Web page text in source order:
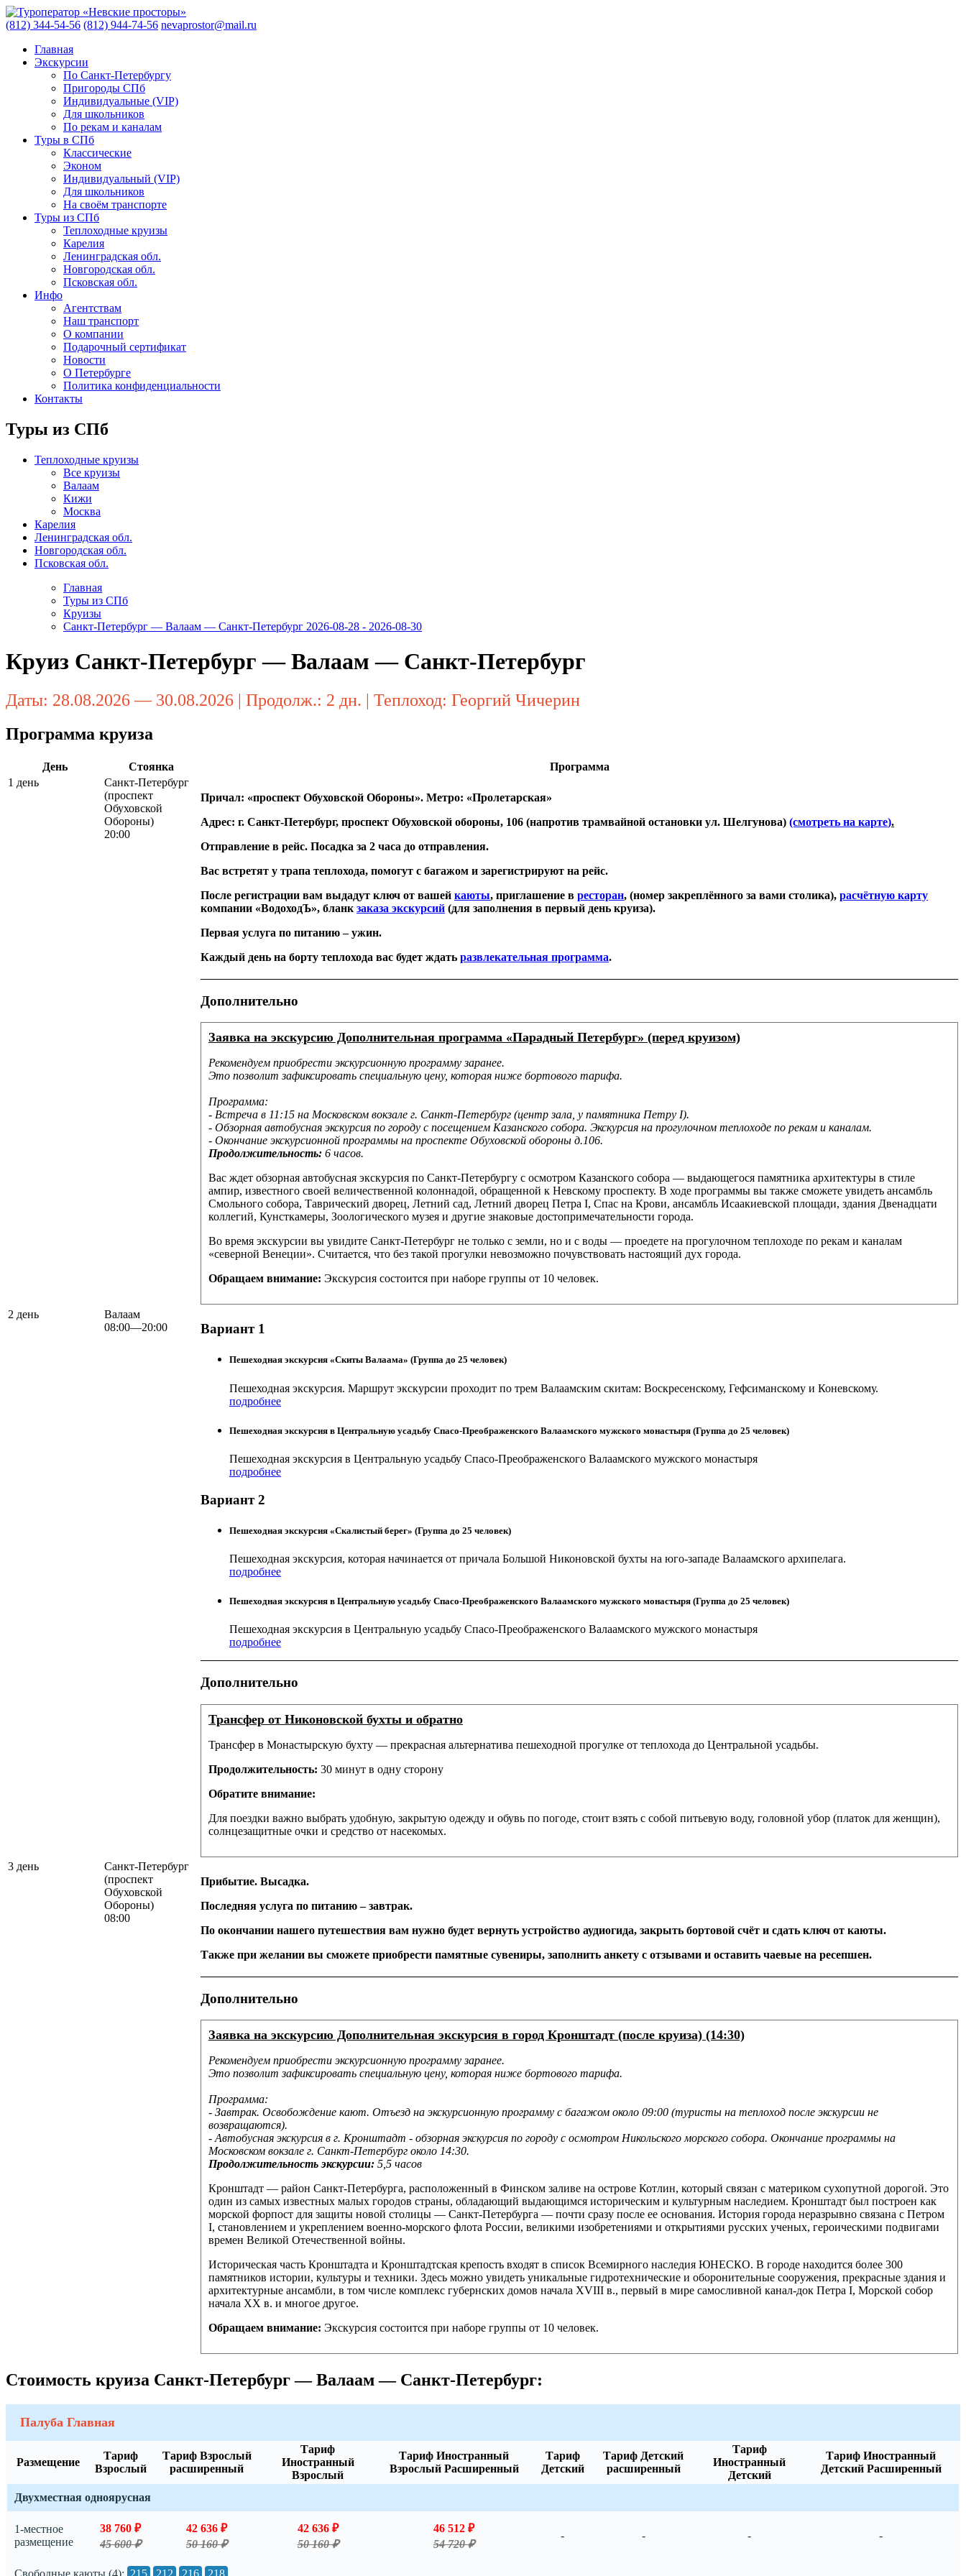
(812) 344-54-56 (812) 944-74-56 nevaprostor@mail.ru
Главная
Экскурсии
По Санкт-Петербургу
Пригороды СПб
Индивидуальные (VIP)
Для школьников
По рекам и каналам
Туры в СПб
Классические
Эконом
Индивидуальный (VIP)
Для школьников
На своём транспорте
Туры из СПб
Теплоходные круизы
Карелия
Ленинградская обл.
Новгородская обл.
Псковская обл.
Инфо
Агентствам
Наш транспорт
О компании
Подарочный сертификат
Новости
О Петербурге
Политика конфиденциальности
Контакты
Туры из СПб
Теплоходные круизы
Все круизы
Валаам
Кижи
Москва
Карелия
Ленинградская обл.
Новгородская обл.
Псковская обл.
Главная
Туры из СПб
Круизы
Санкт-Петербург — Валаам — Санкт-Петербург 2026-08-28 - 2026-08-30
Круиз Санкт-Петербург — Валаам — Санкт-Петербург
Даты: 28.08.2026 — 30.08.2026 | Продолж.: 2 дн. | Теплоход: Георгий Чичерин
Программа круиза
День Стоянка
Программа
1 день
Санкт-Петербург
(проспект
Обуховской
Обороны)
20:00
Причал: «проспект Обуховской Обороны». Метро: «Пролетарская»
Адрес: г. Санкт-Петербург, проспект Обуховской обороны, 106 (напротив трамвайной остановки ул. Шелгунова) (смотреть на карте).
Отправление в рейс. Посадка за 2 часа до отправления.
Вас встретят у трапа теплохода, помогут с багажом и зарегистрируют на рейс.
После регистрации вам выдадут ключ от вашей каюты, приглашение в ресторан, (номер закреплённого за вами столика), расчётную карту
компании «ВодоходЪ», бланк заказа экскурсий (для заполнения в первый день круиза).
Первая услуга по питанию – ужин.
Каждый день на борту теплохода вас будет ждать развлекательная программа.
Дополнительно
Заявка на экскурсию Дополнительная программа «Парадный Петербург» (перед круизом)
Рекомендуем приобрести экскурсионную программу заранее.
Это позволит зафиксировать специальную цену, которая ниже бортового тарифа.
Программа:
- Встреча в 11:15 на Московском вокзале г. Санкт-Петербург (центр зала, у памятника Петру I).
- Обзорная автобусная экскурсия по городу с посещением Казанского собора. Экскурсия на прогулочном теплоходе по рекам и каналам.
- Окончание экскурсионной программы на проспекте Обуховской обороны д.106.
Продолжительность: 6 часов.
Вас ждет обзорная автобусная экскурсия по Санкт-Петербургу с осмотром Казанского собора — выдающегося памятника архитектуры в стиле
ампир, известного своей величественной колоннадой, обращенной к Невскому проспекту. В ходе программы вы также сможете увидеть ансамбль
Смольного собора, Таврический дворец, Летний сад, Летний дворец Петра I, Спас на Крови, ансамбль Исаакиевской площади, здания Двенадцати
коллегий, Кунсткамеры, Зоологического музея и другие знаковые достопримечательности города.
Во время экскурсии вы увидите Санкт-Петербург не только с земли, но и с воды — проедете на прогулочном теплоходе по рекам и каналам
«северной Венеции». Считается, что без такой прогулки невозможно почувствовать настоящий дух города.
Обращаем внимание: Экскурсия состоится при наборе группы от 10 человек.
2 день
Валаам
08:00—20:00
Вариант 1
Пешеходная экскурсия «Скиты Валаама» (Группа до 25 человек)
Пешеходная экскурсия. Маршрут экскурсии проходит по трем Валаамским скитам: Воскресенскому, Гефсиманскому и Коневскому.
подробнее
Пешеходная экскурсия в Центральную усадьбу Спасо-Преображенского Валаамского мужского монастыря (Группа до 25 человек)
Пешеходная экскурсия в Центральную усадьбу Спасо-Преображенского Валаамского мужского монастыря
подробнее
Вариант 2
Пешеходная экскурсия «Скалистый берег» (Группа до 25 человек)
Пешеходная экскурсия, которая начинается от причала Большой Никоновской бухты на юго-западе Валаамского архипелага.
подробнее
Пешеходная экскурсия в Центральную усадьбу Спасо-Преображенского Валаамского мужского монастыря (Группа до 25 человек)
Пешеходная экскурсия в Центральную усадьбу Спасо-Преображенского Валаамского мужского монастыря
подробнее
Дополнительно
Трансфер от Никоновской бухты и обратно
Трансфер в Монастырскую бухту — прекрасная альтернатива пешеходной прогулке от теплохода до Центральной усадьбы.
Продолжительность: 30 минут в одну сторону
Обратите внимание:
Для поездки важно выбрать удобную, закрытую одежду и обувь по погоде, стоит взять с собой питьевую воду, головной убор (платок для женщин),
солнцезащитные очки и средство от насекомых.
3 день
Санкт-Петербург
(проспект
Обуховской
Обороны)
08:00
Прибытие. Высадка.
Последняя услуга по питанию – завтрак.
По окончании нашего путешествия вам нужно будет вернуть устройство аудиогида, закрыть бортовой счёт и сдать ключ от каюты.
Также при желании вы сможете приобрести памятные сувениры, заполнить анкету с отзывами и оставить чаевые на ресепшен.
Дополнительно
Заявка на экскурсию Дополнительная экскурсия в город Кронштадт (после круиза) (14:30)
Рекомендуем приобрести экскурсионную программу заранее.
Это позволит зафиксировать специальную цену, которая ниже бортового тарифа.
Программа:
- Завтрак. Освобождение кают. Отъезд на экскурсионную программу с багажом около 09:00 (туристы на теплоход после экскурсии не
возвращаются).
- Автобусная экскурсия в г. Кронштадт - обзорная экскурсия по городу с осмотром Никольского морского собора. Окончание программы на
Московском вокзале г. Санкт-Петербург около 14:30.
Продолжительность экскурсии: 5,5 часов
Кронштадт — район Санкт-Петербурга, расположенный в Финском заливе на острове Котлин, который связан с материком сухопутной дорогой. Это
один из самых известных малых городов страны, обладающий выдающимся историческим и культурным наследием. Кронштадт был построен как
морской форпост для защиты новой столицы — Санкт-Петербурга — почти сразу после ее основания. История города неразрывно связана с Петром
I, становлением и укреплением военно-морского флота России, великими изобретениями и открытиями русских ученых, героическими подвигами
времен Великой Отечественной войны.
Историческая часть Кронштадта и Кронштадтская крепость входят в список Всемирного наследия ЮНЕСКО. В городе находится более 300
памятников истории, культуры и техники. Здесь можно увидеть уникальные гидротехнические и оборонительные сооружения, прекрасные здания и
архитектурные ансамбли, в том числе комплекс губернских домов начала XVIII в., первый в мире самосливной канал-док Петра I, Морской собор
начала XX в. и многое другое.
Обращаем внимание: Экскурсия состоится при наборе группы от 10 человек.
Стоимость круиза Санкт-Петербург — Валаам — Санкт-Петербург:
Палуба Главная
Размещение
Тариф
Взрослый
Тариф Взрослый
расширенный
Тариф
Иностранный
Взрослый
Тариф Иностранный
Взрослый Расширенный
Тариф
Детский
Тариф Детский
расширенный
Тариф
Иностранный
Детский
Тариф Иностранный
Детский Расширенный
Двухместная одноярусная
1-местное
размещение
38 760 ₽
45 600 ₽
42 636 ₽
50 160 ₽
42 636 ₽
50 160 ₽
46 512 ₽
54 720 ₽
- - - -